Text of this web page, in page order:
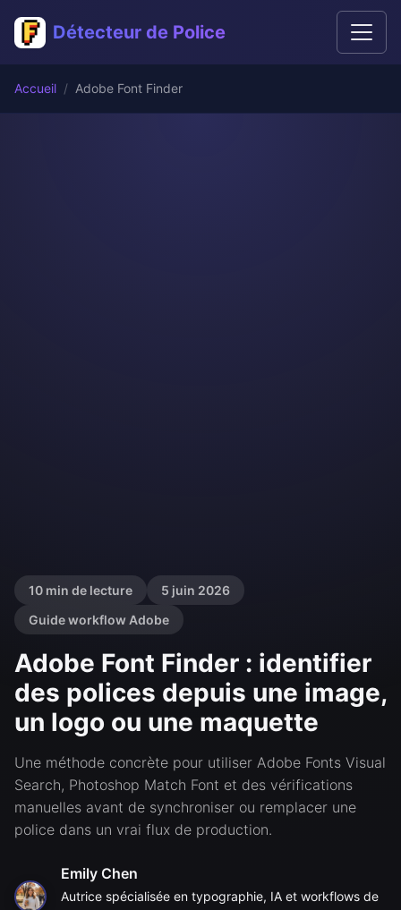
Détecteur de Police
Accueil Adobe Font Finder
10 min de lecture
5 juin 2026
Guide workflow Adobe
Adobe Font Finder : identifier
des polices depuis une image,
un logo ou une maquette
Une méthode concrète pour utiliser Adobe Fonts Visual
Search, Photoshop Match Font et des vérifications
manuelles avant de synchroniser ou remplacer une
police dans un vrai flux de production.
Emily Chen
Autrice spécialisée en typographie, IA et workflows de